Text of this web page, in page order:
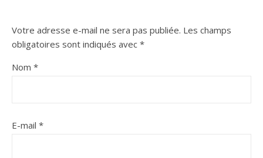
Votre adresse e-mail ne sera pas publiée. Les champs
obligatoires sont indiqués avec *
Nom *
E-mail *